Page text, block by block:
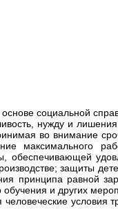
социальной
нужду и
во внимание
максимального
обеспечивающей
защиты
принципа равной
и других
условия